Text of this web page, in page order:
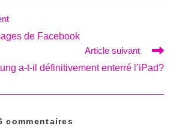
de Facebook
Article suivant
a-t-il définitivement enterré l’iPad?
commentaires